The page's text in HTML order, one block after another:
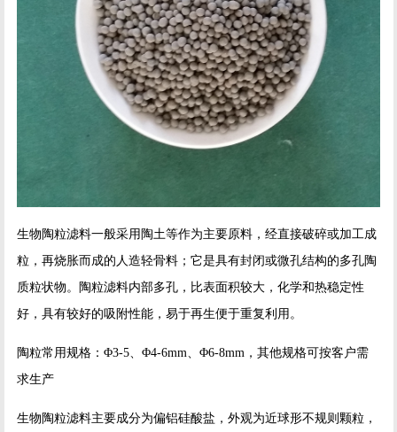
生物陶粒滤料一般采用陶土等作为主要原料，经直接破碎或加工成
粒，再烧胀而成的人造轻骨料；它是具有封闭或微孔结构的多孔陶
质粒状物。陶粒滤料内部多孔，比表面积较大，化学和热稳定性
好，具有较好的吸附性能，易于再生便于重复利用。
陶粒常用规格：Φ3-5、Φ4-6mm、Φ6-8mm，其他规格可按客户需
求生产
生物陶粒滤料主要成分为偏铝硅酸盐，外观为近球形不规则颗粒，